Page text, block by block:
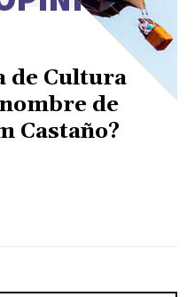
de Cultura
de
Castaño?